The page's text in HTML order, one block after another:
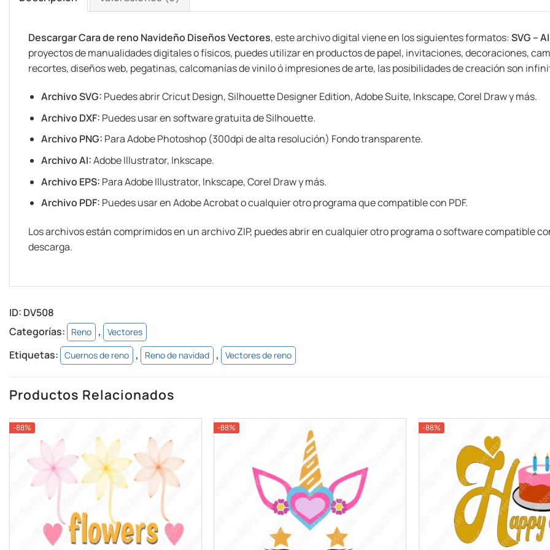
Descargar Cara de reno Navideño Diseños Vectores, este archivo digital viene en los siguientes formatos:SVG –
proyectos de manualidades digitales o físicos, puedes utilizar en productos de papel, invitaciones, decoraciones,
recortes, diseños web, pegatinas, calcomanías de vinilo ó impresiones de arte, las posibilidades de creación son
Archivo SVG: Puedes abrir Cricut Design, Silhouette Designer Edition, Adobe Suite, Inkscape, Corel Draw y más.
Archivo DXF: Puedes usar en software gratuita de Silhouette.
Archivo PNG: Para Adobe Photoshop (300dpi de alta resolución) Fondo transparente.
Archivo AI:Adobe Illustrator, Inkscape.
Archivo EPS: Para Adobe Illustrator, Inkscape, Corel Draw y más.
Archivo PDF: Puedes usar en Adobe Acrobat o cualquier otro programa que compatible con PDF.
Los archivos están comprimidos en un archivo ZIP, puedes abrir en cualquier otro programa o software compatible
descarga.
ID: DV508
Categorías:
Reno , Vectores
Etiquetas: Cuernos de reno , Reno de navidad , Vectores de reno
Productos Relacionados
-88% -88% -88%